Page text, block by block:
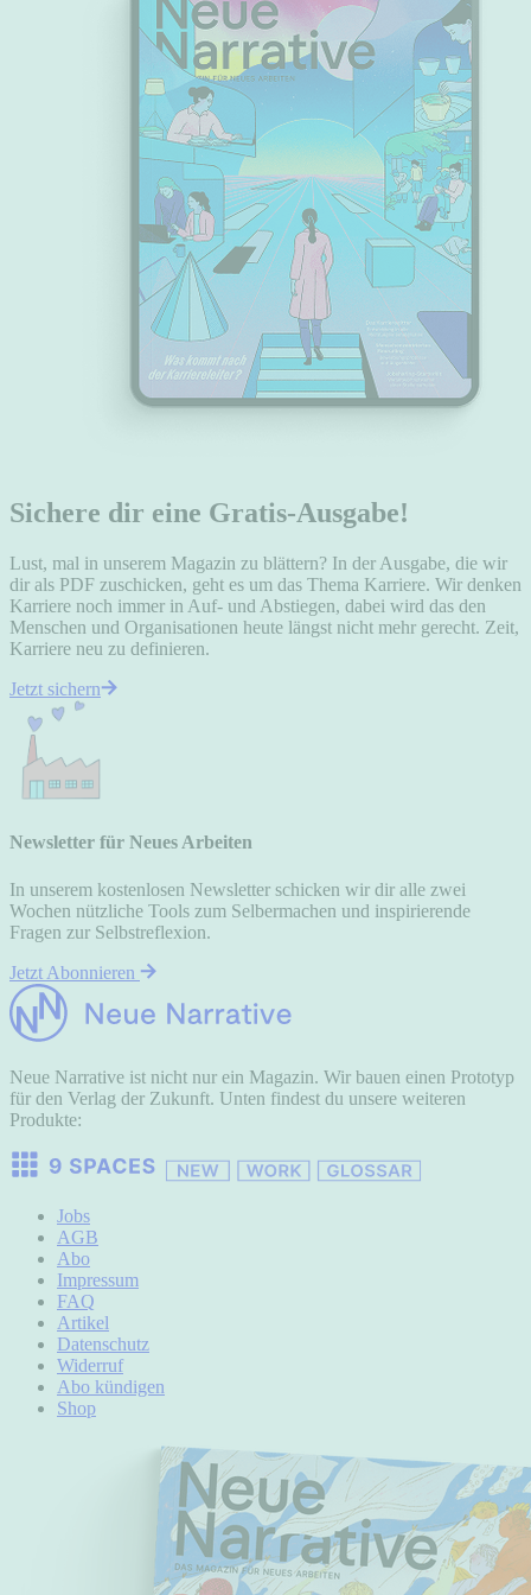
Sichere dir eine Gratis-Ausgabe!
Lust, mal in unserem Magazin zu blättern? In der Ausgabe, die wir
dir als PDF zuschicken, geht es um das Thema Karriere. Wir denken
Karriere noch immer in Auf- und Abstiegen, dabei wird das den
Menschen und Organisationen heute längst nicht mehr gerecht. Zeit,
Karriere neu zu definieren.
Jetzt sichern
Newsletter für Neues Arbeiten
In unserem kostenlosen Newsletter schicken wir dir alle zwei
Wochen nützliche Tools zum Selbermachen und inspirierende
Fragen zur Selbstreflexion.
Jetzt Abonnieren
Neue Narrative ist nicht nur ein Magazin. Wir bauen einen Prototyp
für den Verlag der Zukunft. Unten findest du unsere weiteren
Produkte:
Jobs
AGB
Abo
Impressum
FAQ
Artikel
Datenschutz
Widerruf
Abo kündigen
Shop